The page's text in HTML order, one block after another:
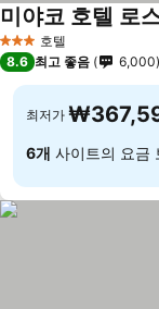
3 성급 호텔
미야코 호텔 로
8.6 최고 좋음 6,000
최저가
6개 사이트의 요금